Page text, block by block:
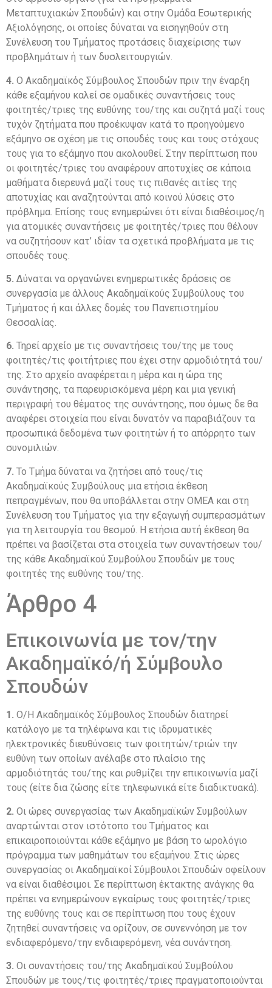
Μεταπτυχιακών Σπουδών) και στην Ομάδα Εσωτερικής
Αξιολόγησης, οι οποίες δύναται να εισηγηθούν στη
Συνέλευση του Τμήματος προτάσεις διαχείρισης των
προβλημάτων ή των δυσλειτουργιών.
4. Ο Ακαδημαϊκός Σύμβουλος Σπουδών πριν την έναρξη
κάθε εξαμήνου καλεί σε ομαδικές συναντήσεις τους
φοιτητές/τριες της ευθύνης του/της και συζητά μαζί τους
τυχόν ζητήματα που προέκυψαν κατά το προηγούμενο
εξάμηνο σε σχέση με τις σπουδές τους και τους στόχους
τους για το εξάμηνο που ακολουθεί. Στην περίπτωση που
οι φοιτητές/τριες του αναφέρουν αποτυχίες σε κάποια
μαθήματα διερευνά μαζί τους τις πιθανές αιτίες της
αποτυχίας και αναζητούνται από κοινού λύσεις στο
πρόβλημα. Επίσης τους ενημερώνει ότι είναι διαθέσιμος/η
για ατομικές συναντήσεις με φοιτητές/τριες που θέλουν
να συζητήσουν κατ’ ιδίαν τα σχετικά προβλήματα με τις
σπουδές τους.
5. Δύναται να οργανώνει ενημερωτικές δράσεις σε
συνεργασία με άλλους Ακαδημαϊκούς Συμβούλους του
Τμήματος ή και άλλες δομές του Πανεπιστημίου
Θεσσαλίας.
6. Τηρεί αρχείο με τις συναντήσεις του/της με τους
φοιτητές/τις φοιτήτριες που έχει στην αρμοδιότητά του/
της. Στο αρχείο αναφέρεται η μέρα και η ώρα της
συνάντησης, τα παρευρισκόμενα μέρη και μια γενική
περιγραφή του θέματος της συνάντησης, που όμως δε θα
αναφέρει στοιχεία που είναι δυνατόν να παραβιάζουν τα
προσωπικά δεδομένα των φοιτητών ή το απόρρητο των
συνομιλιών.
7. Το Τμήμα δύναται να ζητήσει από τους/τις
Ακαδημαϊκούς Συμβούλους μια ετήσια έκθεση
πεπραγμένων, που θα υποβάλλεται στην ΟΜΕΑ και στη
Συνέλευση του Τμήματος για την εξαγωγή συμπερασμάτων
για τη λειτουργία του θεσμού. Η ετήσια αυτή έκθεση θα
πρέπει να βασίζεται στα στοιχεία των συναντήσεων του/
της κάθε Ακαδημαϊκού Συμβούλου Σπουδών με τους
φοιτητές της ευθύνης του/της.
Άρθρο 4
Επικοινωνία με τον/την
Ακαδημαϊκό/ή Σύμβουλο
Σπουδών
1. Ο/Η Ακαδημαϊκός Σύμβουλος Σπουδών διατηρεί
κατάλογο με τα τηλέφωνα και τις ιδρυματικές
ηλεκτρονικές διευθύνσεις των φοιτητών/τριών την
ευθύνη των οποίων ανέλαβε στο πλαίσιο της
αρμοδιότητάς του/της και ρυθμίζει την επικοινωνία μαζί
τους (είτε δια ζώσης είτε τηλεφωνικά είτε διαδικτυακά).
2. Οι ώρες συνεργασίας των Ακαδημαϊκών Συμβούλων
αναρτώνται στον ιστότοπο του Τμήματος και
επικαιροποιούνται κάθε εξάμηνο με βάση το ωρολόγιο
πρόγραμμα των μαθημάτων του εξαμήνου. Στις ώρες
συνεργασίας οι Ακαδημαϊκοί Σύμβουλοι Σπουδών οφείλουν
να είναι διαθέσιμοι. Σε περίπτωση έκτακτης ανάγκης θα
πρέπει να ενημερώνουν εγκαίρως τους φοιτητές/τριες
της ευθύνης τους και σε περίπτωση που τους έχουν
ζητηθεί συναντήσεις να ορίζουν, σε συνεννόηση με τον
ενδιαφερόμενο/την ενδιαφερόμενη, νέα συνάντηση.
3. Οι συναντήσεις του/της Ακαδημαϊκού Συμβούλου
Σπουδών με τους/τις φοιτητές/τριες πραγματοποιούνται